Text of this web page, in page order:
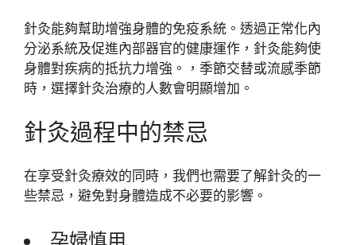
針灸能夠幫助增強身體的免疫系統。透過正常化內
分泌系統及促進內部器官的健康運作，針灸能夠使
身體對疾病的抵抗力增強。，季節交替或流感季節
時，選擇針灸治療的人數會明顯增加。
針灸過程中的禁忌
在享受針灸療效的同時，我們也需要了解針灸的一
些禁忌，避免對身體造成不必要的影響。
孕婦慎用